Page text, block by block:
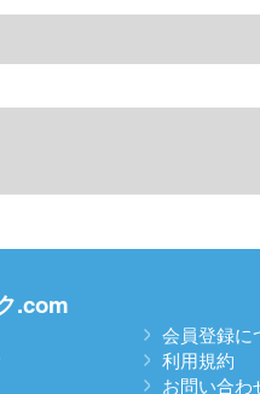
.com
会員登録に
利用規約
お問い合わ